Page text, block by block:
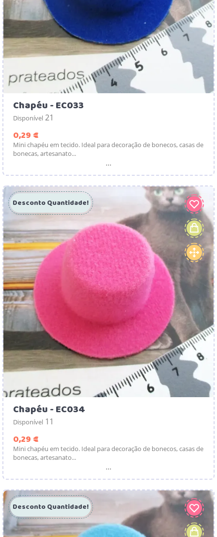
Chapéu - EC033
Disponível 21
0,29 €
Mini chapéu em tecido. Ideal para decoração de bonecos, casas de
bonecas, artesanato...
...
Desconto Quantidade!
Chapéu - EC034
Disponível 11
0,29 €
Mini chapéu em tecido. Ideal para decoração de bonecos, casas de
bonecas, artesanato...
...
Desconto Quantidade!